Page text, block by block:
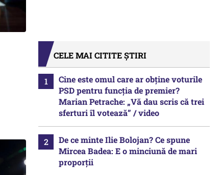
CELE MAI CITITE ȘTIRI
Cine este omul care ar obține voturile
PSD pentru funcția de premier?
Marian Petrache: „Vă dau scris că trei
sferturi îl votează” / video
De ce minte Ilie Bolojan? Ce spune
Mircea Badea: E o minciună de mari
proporții